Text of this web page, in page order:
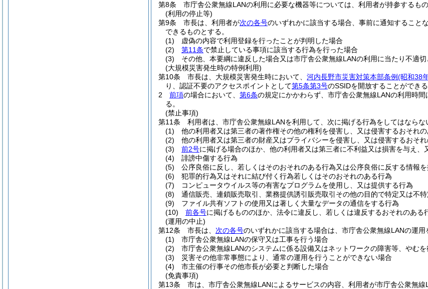
第8条
市庁舎公衆無線LANの利用に必要な機器等については、利用者が持参するもの
(利用の停止等)
第9条
市長は、利用者が次の各号のいずれかに該当する場合、事前に通知すること
できるものとする。
(1)
虚偽の内容で利用登録を行ったことが判明した場合
(2)
第11条で禁止している事項に該当する行為を行った場合
(3)
その他、本要綱に違反した場合又は市庁舎公衆無線LANの利用に当たり不適
(大規模災害発生時の特例利用)
第10条
市長は、大規模災害発生時において、 河内長野市災害対策本部条例(昭和38
り、認証不要のアクセスポイントとして第5条第3号のSSIDを開放することができる
2
前項の場合において、 第6条の規定にかかわらず、市庁舎公衆無線LANの利用時
る。
(禁止事項)
第11条
利用者は、市庁舎公衆無線LANを利用して、次に掲げる行為をしてはならな
(1)
他の利用者又は第三者の著作権その他の権利を侵害し、又は侵害するおそれ
(2)
他の利用者又は第三者の財産又はプライバシーを侵害し、又は侵害するおそ
(3)
前2号に掲げる場合のほか、他の利用者又は第三者に不利益又は損害を与え、
(4)
誹謗中傷する行為
(5)
公序良俗に反し、若しくはそのおそれのある行為又は公序良俗に反する情報
(6)
犯罪的行為又はそれに結び付く行為若しくはそのおそれのある行為
(7)
コンピュータウイルス等の有害なプログラムを使用し、又は提供する行為
(8)
通信販売、連鎖販売取引、業務提供誘引販売取引その他の目的で特定又は不
(9)
ファイル共有ソフトの使用又は著しく大量なデータの通信をする行為
(10)
前各号に掲げるもののほか、法令に違反し、若しくは違反するおそれのあ
(運用の中止)
第12条
市長は、 次の各号のいずれかに該当する場合は、市庁舎公衆無線LANの運用
(1)
市庁舎公衆無線LANの保守又は工事を行う場合
(2)
市庁舎公衆無線LANのシステムに係る設備又はネットワークの障害等、やむ
(3)
災害その他非常事態により、通常の運用を行うことができない場合
(4)
市主催の行事その他市長が必要と判断した場合
(免責事項)
第13条
市は、市庁舎公衆無線LANによるサービスの内容、利用者が市庁舎公衆無